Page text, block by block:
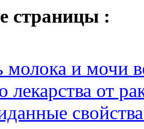
страницы :
молока и мочи
лекарства от